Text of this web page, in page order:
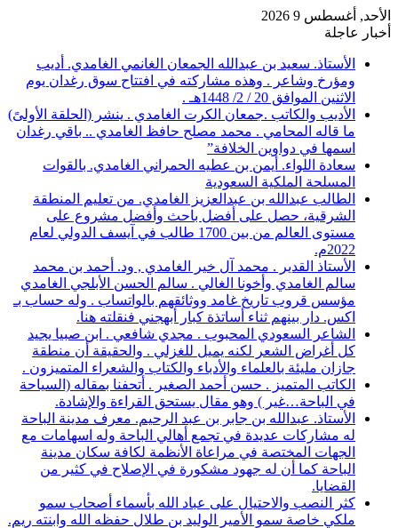
الأحد, أغسطس 9 2026
أخبار عاجلة
الأستاذ. سعيد بن عبدالله الجمعان الغانمي الغامدي. أديب
ومؤرخ وشاعر . وهذه مشاركته في افتتاح سوق رغدان يوم
الاثنين الموافق 20 / 2/ 1448هـ .
الأديب والكاتب .جمعان الكرت الغامدي . ينشر (الحلقة الأولىً)
ما قاله المحامي . محمد مصلح حافظ الغامدي .. باقي رغدان
اسمها في دواوين الخلافة”
سعادة اللواء. أيمن بن عطيه الحمراني الغامدي. بالقوات
المسلحة الملكية السعودية
الطالب عبدالله بن عبدالعزيز الغامدي. من تعليم المنطقة
الشرقية، حصل على أفضل باحث وأفضل مشروع على
مستوى العالم من بين 1700 طالب في آيسف الدولي لعام
2022م.
الأستاذ القدير . محمد آل خير الغامدي , ود. أحمد بن محمد
سالم الغامدي وأخونا الغالي . سالم الحسن الأبلجي الغامدي
مؤسس قروب تاريخ غامد ووثائقهم بالواتساب . وله حساب بـ
اكس. دار بينهم ثناء أساتذة كبار أبهجني فنقلته هنا.
الشاعر السعودي المحبوب . مجدي شافعي . ابن صبيا يجيد
كل أغراض الشعر لكنه يميل للغزلي . والحقيقة أن منطقة
جازان مليئة بالعلماء والأدباء والكتاب والشعراء المتميزون .
الكاتب المتميز . حسن أحمد الصغير . أتحفنا بمقاله (السياحة
في الباحة…غير ) وهو مقال يستحق القراءة والإشادة.
الأستاذ. عبدالله بن جابر بن عبد الرحيم. معرف مدينة الباحة
له مشاركات عديدة في تجمع أهالي الباحة وله اسهامات مع
الجهات المختصة في مراعاة الأنظمة لكافة سكان مدينة
الباحة كما أن له جهود مشكورة في الإصلاح في كثير من
القضايا.
كثر النصب والاحتيال على عباد الله بأسماء أصحاب سمو
ملكي خاصة سمو الأمير الوليد بن طلال حفظه الله وابنته ريم.